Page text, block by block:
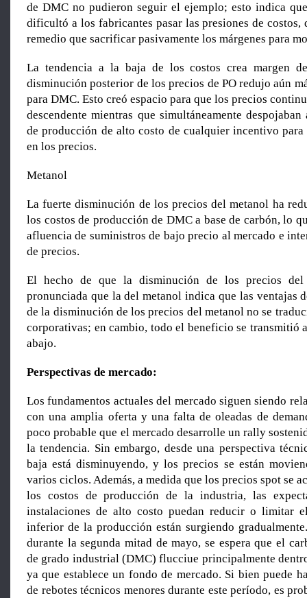
de DMC no pudieron seguir el ejemplo; esto indica
dificultó a los fabricantes pasar las presiones de costos,
remedio que sacrificar pasivamente los márgenes para
La tendencia a la baja de los costos crea margen
disminución posterior de los precios de PO redujo aún
para DMC. Esto creó espacio para que los precios
descendente mientras que simultáneamente
de producción de alto costo de cualquier incentivo para
en los precios.
Metanol
La fuerte disminución de los precios del metanol ha
los costos de producción de DMC a base de carbón, lo
afluencia de suministros de bajo precio al mercado e
de precios.
El hecho de que la disminución de los precios
pronunciada que la del metanol indica que las ventajas
de la disminución de los precios del metanol no se
corporativas; en cambio, todo el beneficio se transmitió
abajo.
Perspectivas de mercado:
Los fundamentos actuales del mercado siguen siendo
con una amplia oferta y una falta de oleadas de
poco probable que el mercado desarrolle un rally
la tendencia. Sin embargo, desde una perspectiva
baja está disminuyendo, y los precios se están
varios ciclos. Además, a medida que los precios spot se
los costos de producción de la industria, las
instalaciones de alto costo puedan reducir o limitar
inferior de la producción están surgiendo
durante la segunda mitad de mayo, se espera que el
de grado industrial (DMC) flucciue principalmente
ya que establece un fondo de mercado. Si bien puede
de rebotes técnicos menores durante este período, es